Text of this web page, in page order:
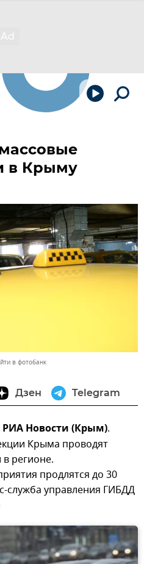
в Крыму
в фотобанк
Дзен Telegram
Новости (Крым).
Крыма проводят
регионе.
продлятся до 30
служба управления ГИБДД